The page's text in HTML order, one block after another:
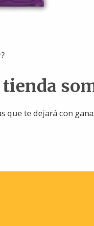
tienda
te dejará con